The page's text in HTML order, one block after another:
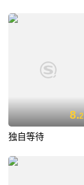
8.2
独自等待